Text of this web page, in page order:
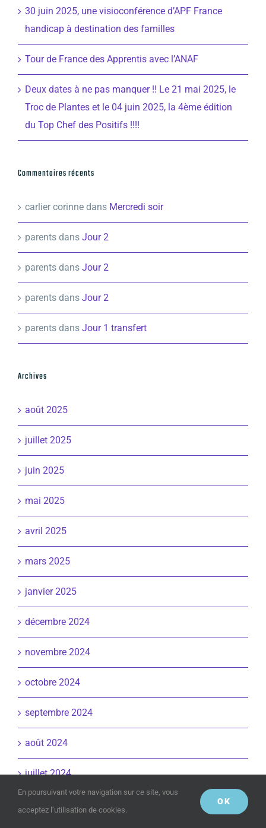
30 juin 2025, une visioconférence d’APF France
handicap à destination des familles
Tour de France des Apprentis avec l’ANAF
Deux dates à ne pas manquer !! Le 21 mai 2025, le
Troc de Plantes et le 04 juin 2025, la 4ème édition
du Top Chef des Positifs !!!!
Commentaires récents
carlier corinne dans Mercredi soir
parents dans Jour 2
parents dans Jour 2
parents dans Jour 2
parents dans Jour 1 transfert
Archives
août 2025
juillet 2025
juin 2025
mai 2025
avril 2025
mars 2025
janvier 2025
décembre 2024
novembre 2024
octobre 2024
septembre 2024
août 2024
juillet 2024
En poursuivant votre navigation sur ce site, vous
acceptez l’utilisation de cookies.
OK